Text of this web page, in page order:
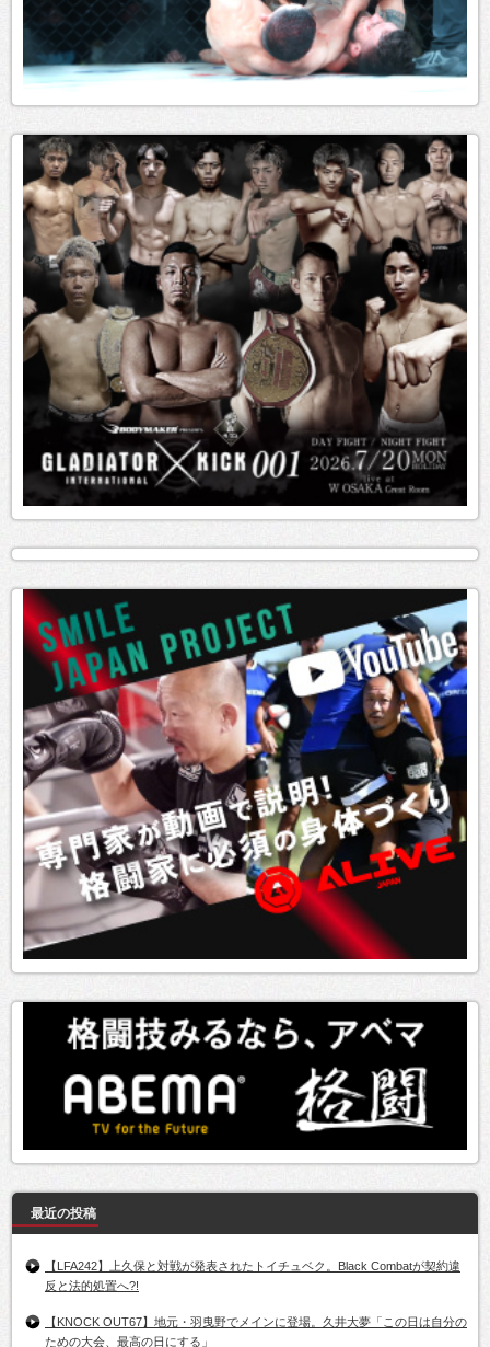
最近の投稿
【LFA242】上久保と対戦が発表されたトイチュベク。Black Combatが契約違
反と法的処置へ?!
【KNOCK OUT67】地元・羽曳野でメインに登場。久井大夢「この日は自分の
ための大会、最高の日にする」